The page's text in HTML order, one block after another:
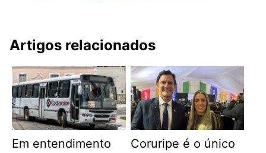
Artigos relacionados
Em entendimento
Coruripe é o único